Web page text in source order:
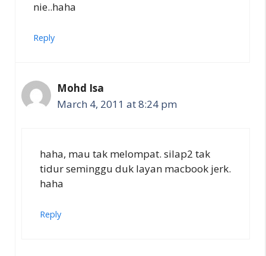
nie..haha
Reply
Mohd Isa
March 4, 2011 at 8:24 pm
haha, mau tak melompat. silap2 tak
tidur seminggu duk layan macbook jerk.
haha
Reply